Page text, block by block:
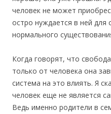
человек не может
остро нуждается в ней для
нормального
Когда говорят, что
только от человека она
система на это влиять. Я
человек еще не является
Ведь именно родители в